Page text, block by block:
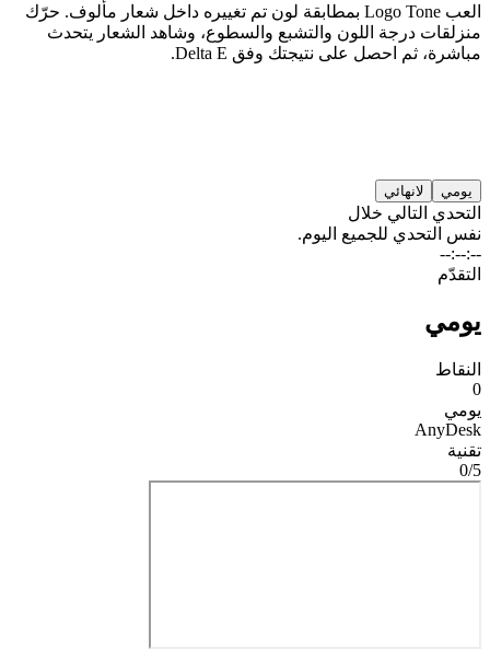
العب Logo Tone بمطابقة لون تم تغييره داخل شعار مألوف. حرّك
منزلقات درجة اللون والتشبع والسطوع، وشاهد الشعار يتحدث
مباشرة، ثم احصل على نتيجتك وفق Delta E.
يومي لانهائي
التحدي التالي خلال
نفس التحدي للجميع اليوم.
--:--:--
التقدّم
يومي
النقاط
0
يومي
AnyDesk
تقنية
0/5